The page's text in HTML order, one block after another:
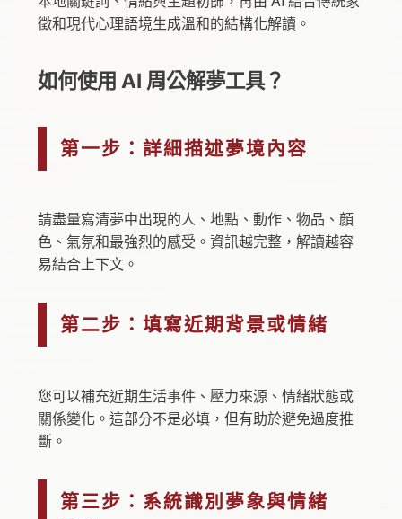
徵和現代心理語境生成溫和的結構化解讀。
如何使用 AI 周公解夢工具？
第一步：詳細描述夢境內容
請盡量寫清夢中出現的人、地點、動作、物品、顏
色、氣氛和最強烈的感受。資訊越完整，解讀越容
易結合上下文。
第二步：填寫近期背景或情緒
您可以補充近期生活事件、壓力來源、情緒狀態或
關係變化。這部分不是必填，但有助於避免過度推
斷。
第三步：系統識別夢象與情緒